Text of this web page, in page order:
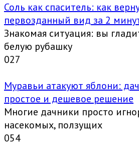
Соль как спаситель: как
первозданный вид за 2
Знакомая ситуация: вы
белую рубашку
027
Муравьи атакуют яблони:
простое и дешевое решение
Многие дачники просто
насекомых, ползущих
054